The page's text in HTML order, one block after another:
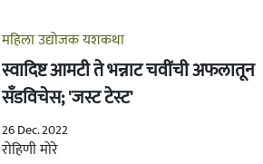
महिला उद्योजक यशकथा
स्वादिष्ट आमटी ते भन्नाट चवींची अफलातून
सँडविचेस; 'जस्ट टेस्ट'
26 Dec. 2022
रोहिणी मोरे